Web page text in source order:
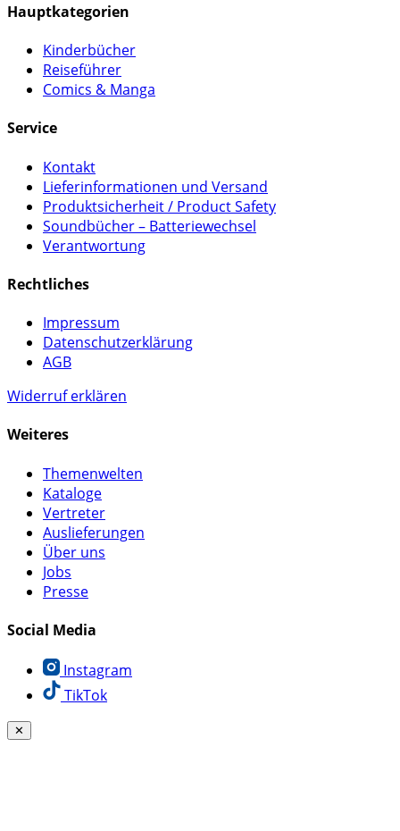
Hauptkategorien
Kinderbücher
Reiseführer
Comics & Manga
Service
Kontakt
Lieferinformationen und Versand
Produktsicherheit / Product Safety
Soundbücher – Batteriewechsel
Verantwortung
Rechtliches
Impressum
Datenschutzerklärung
AGB
Widerruf erklären
Weiteres
Themenwelten
Kataloge
Vertreter
Auslieferungen
Über uns
Jobs
Presse
Social Media
Instagram
TikTok
✕